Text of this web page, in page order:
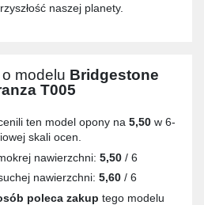
naszej planety.
modelu Bridgestone
T005
ten model opony na 5,50 w 6-
skali ocen.
nawierzchni: 5,50/ 6
nawierzchni: 5,60/ 6
poleca zakup tego modelu